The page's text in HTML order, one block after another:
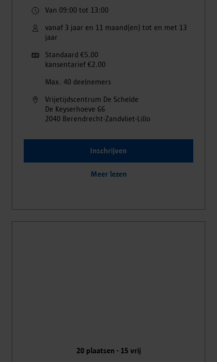
Van 09:00 tot 13:00
vanaf 3 jaar en 11 maand(en) tot en met 13
jaar
Standaard €5.00
kansentarief €2.00
Max. 40 deelnemers
Vrijetijdscentrum De Schelde
De Keyserhoeve 66
2040 Berendrecht-Zandvliet-Lillo
Inschrijven
Meer lezen
20plaatsen - 15 vrij